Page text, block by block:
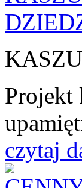
Projekt
czytaj